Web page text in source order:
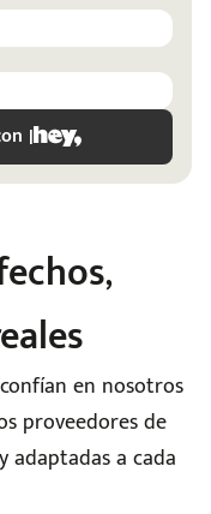
|
en nosotros
proveedores de
adaptadas a cada